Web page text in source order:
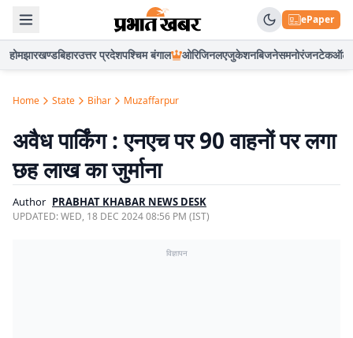
ePaper
होमझारखण्डबिहारउत्तर प्रदेशपश्चिम बंगाल ओरिजिनलएजुकेशनबिजनेसमनोरंजनटेकऑटो
Home State Bihar Muzaffarpur
अवैध पार्किंग : एनएच पर 90 वाहनों पर लगा
छह लाख का जुर्माना
Author PRABHAT KHABAR NEWS DESK
UPDATED:WED, 18 DEC 2024 08:56 PM (IST)
विज्ञापन